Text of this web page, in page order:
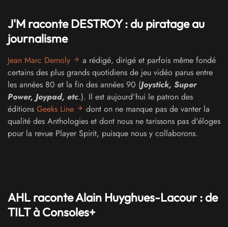
J'M raconte DESTROY : du piratage au
journalisme
Jean Marc Demoly
a rédigé, dirigé et parfois même fondé
certains des plus grands quotidiens de jeu vidéo parus entre
les années 80 et la fin des années 90 (Joystick, Super
Power, Joypad, etc.). Il est aujourd'hui le patron des
éditions Geeks Line
dont on ne manque pas de vanter la
qualité des Anthologies et dont nous ne tarissons pas d'éloges
pour la revue Player Spirit, puisque nous y collaborons.
AHL raconte Alain Huyghues-Lacour : de
TILT à Consoles+